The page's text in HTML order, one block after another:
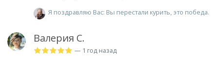
Я поздравляю Вас: Вы перестали курить, это победа.
Валерия С.
— 1 год назад